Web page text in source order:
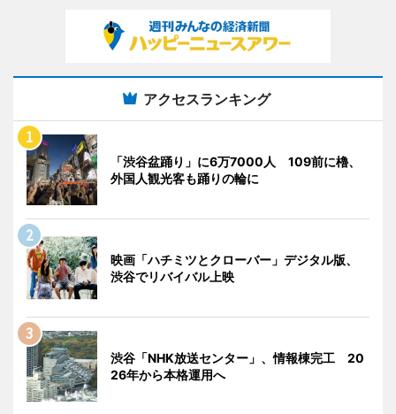
アクセスランキング
「渋谷盆踊り」に6万7000人 109前に櫓、
外国人観光客も踊りの輪に
映画「ハチミツとクローバー」デジタル版、
渋谷でリバイバル上映
渋谷「NHK放送センター」、情報棟完工 20
26年から本格運用へ